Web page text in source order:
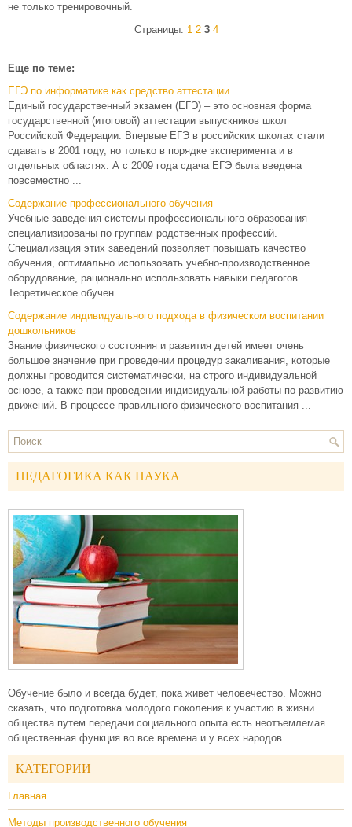
не только тренировочный.
Страницы: 1 2 3 4
Еще по теме:
ЕГЭ по информатике как средство аттестации
Единый государственный экзамен (ЕГЭ) – это основная форма
государственной (итоговой) аттестации выпускников школ
Российской Федерации. Впервые ЕГЭ в российских школах стали
сдавать в 2001 году, но только в порядке эксперимента и в
отдельных областях. А с 2009 года сдача ЕГЭ была введена
повсеместно ...
Содержание профессионального обучения
Учебные заведения системы профессионального образования
специализированы по группам родственных профессий.
Специализация этих заведений позволяет повышать качество
обучения, оптимально использовать учебно-производственное
оборудование, рационально использовать навыки педагогов.
Теоретическое обучен ...
Содержание индивидуального подхода в физическом воспитании
дошкольников
Знание физического состояния и развития детей имеет очень
большое значение при проведении процедур закаливания, которые
должны проводится систематически, на строго индивидуальной
основе, а также при проведении индивидуальной работы по развитию
движений. В процессе правильного физического воспитания ...
ПЕДАГОГИКА КАК НАУКА
Обучение было и всегда будет, пока живет человечество. Можно
сказать, что подготовка молодого поколения к участию в жизни
общества путем передачи социального опыта есть неотъемлемая
общественная функция во все времена и у всех народов.
КАТЕГОРИИ
Главная
Методы производственного обучения